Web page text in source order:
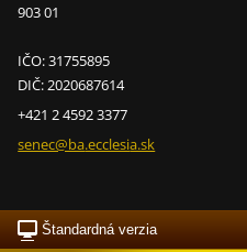
903 01
IČO: 31755895
DIČ: 2020687614
+421 2 4592 3377
senec@ba.ecclesia.sk
Štandardná verzia